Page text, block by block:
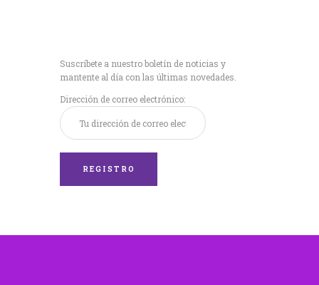
Suscríbete a nuestro boletín de noticias y
mantente al día con las últimas novedades.
Dirección de correo electrónico: